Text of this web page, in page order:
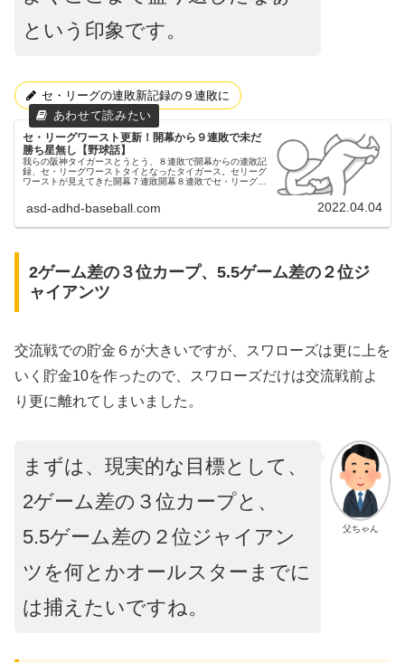
という印象です。
セ・リーグの連敗新記録の９連敗に
セ・リーグワースト更新！開幕から９連敗で未だ
勝ち星無し【野球話】
我らの阪神タイガースとうとう、８連敗で開幕からの連敗記
録、セ・リーグワーストタイとなったタイガース。セリーグ
ワーストが見えてきた開幕７連敗開幕８連敗でセ・リーグワ
③昨日（4/3）も、東...
asd-adhd-baseball.com 2022.04.04
2ゲーム差の３位カープ、5.5ゲーム差の２位ジ
ャイアンツ
交流戦での貯金６が大きいですが、スワローズは更に上を
いく貯金10を作ったので、スワローズだけは交流戦前よ
り更に離れてしまいました。
父ちゃん
まずは、現実的な目標として、
2ゲーム差の３位カープと、
5.5ゲーム差の２位ジャイアン
ツを何とかオールスターまでに
は捕えたいですね。